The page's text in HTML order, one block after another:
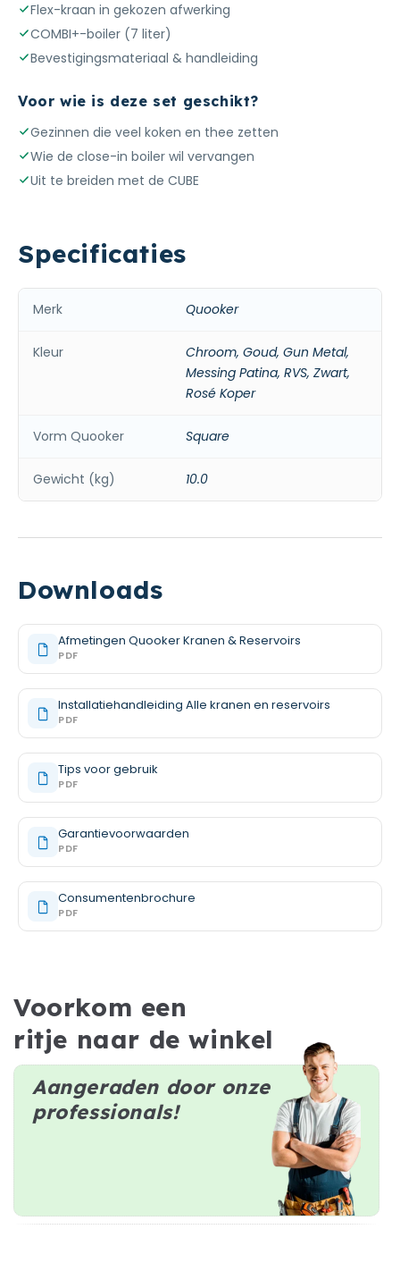
Flex-kraan in gekozen afwerking
COMBI+-boiler (7 liter)
Bevestigingsmateriaal & handleiding
Voor wie is deze set geschikt?
Gezinnen die veel koken en thee zetten
Wie de close-in boiler wil vervangen
Uit te breiden met de CUBE
Specificaties
Merk Quooker
Kleur
Chroom, Goud, Gun Metal,
Messing Patina, RVS, Zwart,
Rosé Koper
Vorm Quooker Square
Gewicht (kg) 10.0
Downloads
Afmetingen Quooker Kranen & Reservoirs
PDF
Installatiehandleiding Alle kranen en reservoirs
PDF
Tips voor gebruik
PDF
Garantievoorwaarden
PDF
Consumentenbrochure
PDF
Voorkom een
ritje naar de winkel
Aangeraden door onze
professionals!